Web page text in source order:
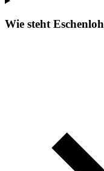
Wie steht